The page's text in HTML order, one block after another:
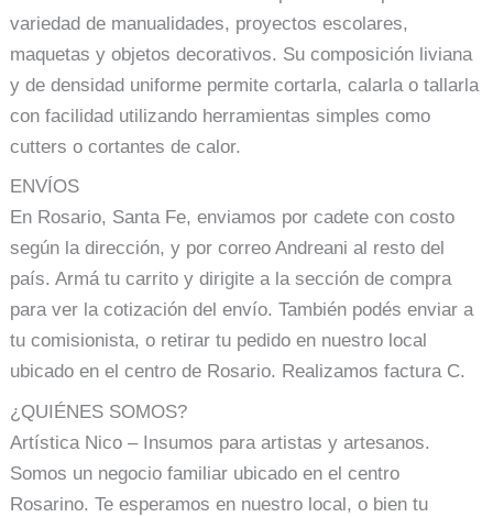
variedad de manualidades, proyectos escolares,
maquetas y objetos decorativos. Su composición liviana
y de densidad uniforme permite cortarla, calarla o tallarla
con facilidad utilizando herramientas simples como
cutters o cortantes de calor.
ENVÍOS
En Rosario, Santa Fe, enviamos por cadete con costo
según la dirección, y por correo Andreani al resto del
país. Armá tu carrito y dirigite a la sección de compra
para ver la cotización del envío. También podés enviar a
tu comisionista, o retirar tu pedido en nuestro local
ubicado en el centro de Rosario. Realizamos factura C.
¿QUIÉNES SOMOS?
Artística Nico – Insumos para artistas y artesanos.
Somos un negocio familiar ubicado en el centro
Rosarino. Te esperamos en nuestro local, o bien tu